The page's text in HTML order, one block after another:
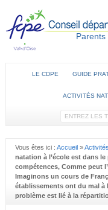
LE CDPE GUIDE
ACTIVITÉS
Vous êtes ici : Accueil»
natation à l’école est dans
compétences, Comme peut
Imaginons un cours de
établissements ont du mal à
problème est lié à la